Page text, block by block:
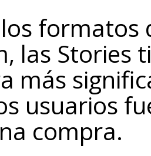
formatos
las Stories
más
usuarios
compra.